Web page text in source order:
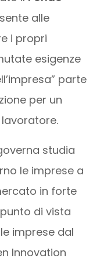
alle
i propri
esigenze
parte
per un
studia
le imprese a
in forte
di vista
imprese dal
Innovation